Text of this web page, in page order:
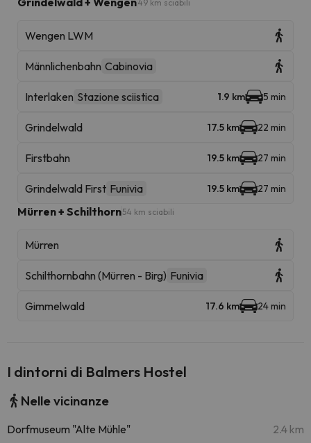
49 km sciabili
Wengen LWM
Männlichenbahn Cabinovia
Interlaken Stazione sciistica 1.9 km 5 min
Grindelwald 17.5 km 22 min
Firstbahn 19.5 km 27 min
Grindelwald First Funivia 19.5 km 27 min
Mürren + Schilthorn54 km sciabili
Mürren
Schilthornbahn (Mürren - Birg) Funivia
Gimmelwald 17.6 km 24 min
I dintorni di Balmers Hostel
Nelle vicinanze
Dorfmuseum "Alte Mühle" 2.4 km